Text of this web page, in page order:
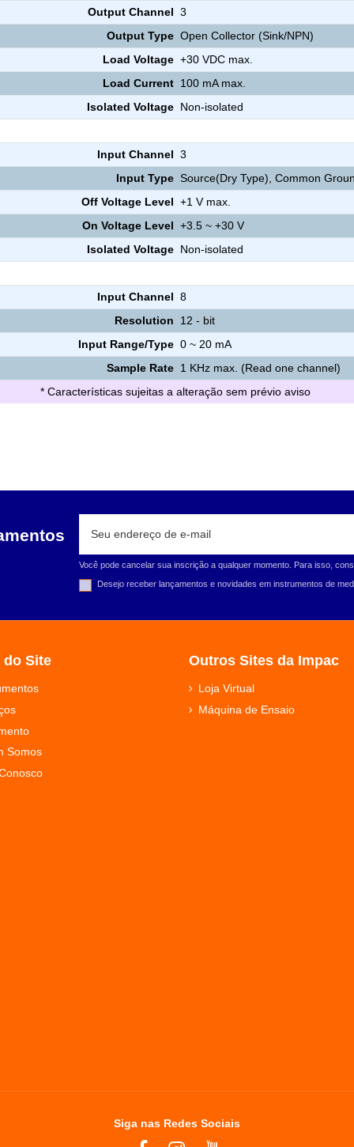
Output Channel 3
Output Type Open Collector (Sink/NPN)
Load Voltage +30 VDC max.
Load Current 100 mA max.
Isolated Voltage Non-isolated
Input Channel 3
Input Type Source(Dry Type), Common
Off Voltage Level +1 V max.
On Voltage Level +3.5 ~ +30 V
Isolated Voltage Non-isolated
Input Channel 8
Resolution
12 - bit
Input Range/Type 0 ~ 20 mA
Sample Rate 1 KHz max. (Read one channel)
* Características sujeitas a alteração sem prévio aviso
Você pode cancelar sua inscrição a qualquer momento. Para isso,
Desejo receber lançamentos e novidades em instrumentos de
do Site
Somos
Outros Sites da Impac
Loja Virtual
Máquina de Ensaio
Siga nas Redes Sociais